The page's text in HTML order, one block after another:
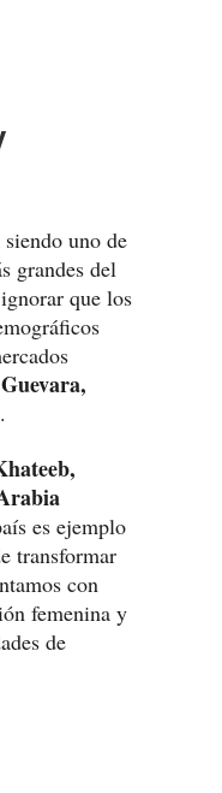
uno de
grandes del
que los
.
es ejemplo
transformar
con
femenina y
de